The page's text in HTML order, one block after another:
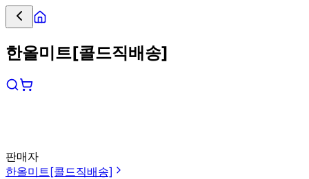
한올미트[콜드직배송]
판매자
한올미트[콜드직배송]